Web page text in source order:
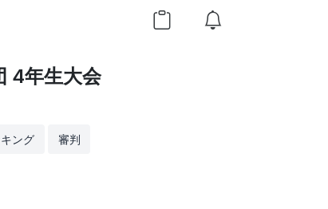
年生大会
ング 審判